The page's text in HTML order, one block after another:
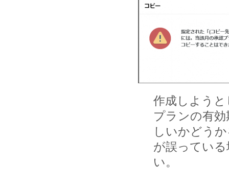
作成しよう
プランの有
しいかどう
が誤ってい
い。